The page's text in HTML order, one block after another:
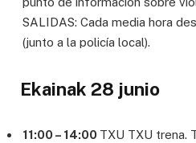
SALIDAS: Cada media hora
(junto a la policía local).
Ekainak 28 junio
11:00 – 14:00 TXU TXU trena.